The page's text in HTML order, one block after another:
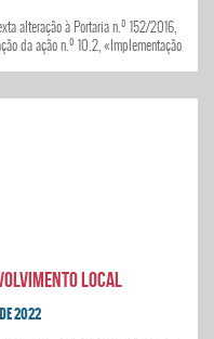
alteração à Portaria n.º 152/2016,
da ação n.º 10.2, «Implementação
LOCAL
2022